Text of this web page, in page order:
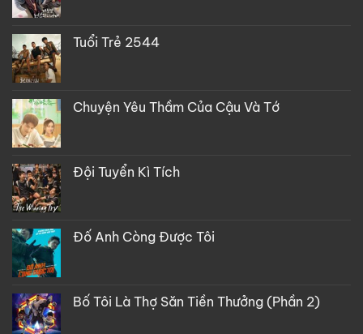
Tuổi Trẻ 2544
Chuyện Yêu Thầm Của Cậu Và Tớ
Đội Tuyển Kì Tích
Đố Anh Còng Được Tôi
Bố Tôi Là Thợ Săn Tiền Thưởng (Phần 2)